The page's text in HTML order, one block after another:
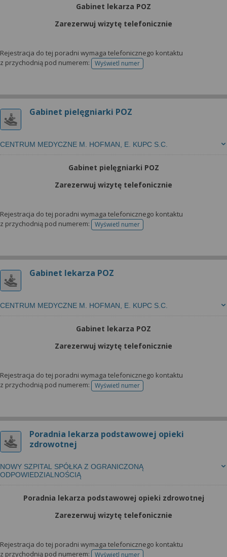
Gabinet lekarza POZ
Zarezerwuj wizytę telefonicznie
Rejestracja do tej poradni wymaga telefonicznego kontaktu
z przychodnią pod numerem:
Wyświetl numertelefonu do rejestracji
Gabinet pielęgniarki POZ
CENTRUM MEDYCZNE M. HOFMAN, E. KUPC S.C.
Gabinet pielęgniarki POZ
Zarezerwuj wizytę telefonicznie
Rejestracja do tej poradni wymaga telefonicznego kontaktu
z przychodnią pod numerem:
Wyświetl numertelefonu do rejestracji
Gabinet lekarza POZ
CENTRUM MEDYCZNE M. HOFMAN, E. KUPC S.C.
Gabinet lekarza POZ
Zarezerwuj wizytę telefonicznie
Rejestracja do tej poradni wymaga telefonicznego kontaktu
z przychodnią pod numerem:
Wyświetl numertelefonu do rejestracji
Poradnia lekarza podstawowej opieki
zdrowotnej
NOWY SZPITAL SPÓŁKA Z OGRANICZONĄ
ODPOWIEDZIALNOŚCIĄ
Poradnia lekarza podstawowej opieki zdrowotnej
Zarezerwuj wizytę telefonicznie
Rejestracja do tej poradni wymaga telefonicznego kontaktu
z przychodnią pod numerem:
Wyświetl numer